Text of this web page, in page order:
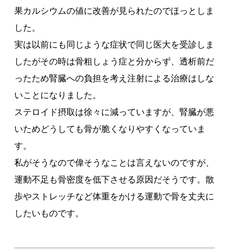
果カルシウムの値に改善が見られたのでほっとしま
した。
実は以前にも同じような症状で同じ医大を受診しま
したがその時は骨粗しょう症と分からず、透析前だ
ったため腎臓への負担を考え注射による治療はしな
いことになりました。
ステロイド摂取は徐々に減っていますが、腎臓が悪
いためどうしても骨が脆くなりやすくなっていま
す。
私がそうなので偉そうなことは言えないのですが、
運動不足も骨密度を低下させる原因だそうです。散
歩やストレッチなど体重をかける運動で骨を丈夫に
したいものです。